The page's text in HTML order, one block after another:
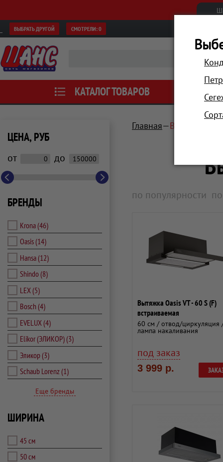
ВЫБРАТЬ ДРУГОЙ СМОТРЕЛИ:0
КАТАЛОГ ТОВАРОВ АКЦИИ
ЦЕНА, РУБ
от до
БРЕНДЫ
Krona(46)
Oasis(14)
Hansa(12)
Shindo(8)
LEX(5)
Bosch (4)
EVELUX(4)
Elikor (ЭЛИКОР)(3)
Эликор(3)
Schaub Lorenz (1)
Еще бренды
ШИРИНА
45 см
50 см
Главная
по популярности
Вытяжка Oasis VT - 60 S (F)
встраиваемая
60 см / отвод/циркуляция
лампа накаливания
под заказ
3 999 р.